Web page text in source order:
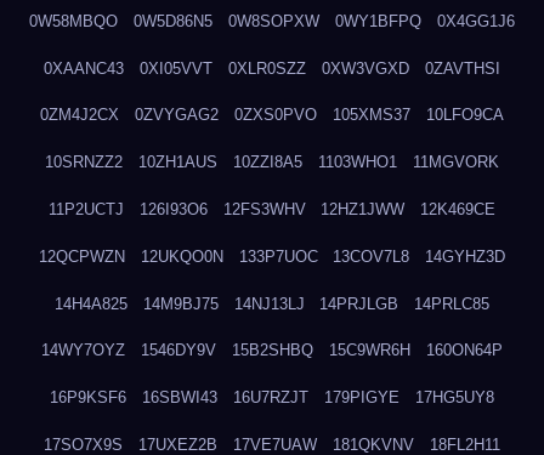
0W58MBQO 0W5D86N5 0W8SOPXW 0WY1BFPQ 0X4GG1J6
0XAANC43 0XI05VVT 0XLR0SZZ 0XW3VGXD 0ZAVTHSI
0ZM4J2CX 0ZVYGAG2 0ZXS0PVO 105XMS37 10LFO9CA
10SRNZZ2 10ZH1AUS 10ZZI8A5 1103WHO1 11MGVORK
11P2UCTJ 126I93O6 12FS3WHV 12HZ1JWW 12K469CE
12QCPWZN 12UKQO0N 133P7UOC 13COV7L8 14GYHZ3D
14H4A825 14M9BJ75 14NJ13LJ 14PRJLGB 14PRLC85
14WY7OYZ 1546DY9V 15B2SHBQ 15C9WR6H 160ON64P
16P9KSF6 16SBWI43 16U7RZJT 179PIGYE 17HG5UY8
17SO7X9S 17UXEZ2B 17VE7UAW 181QKVNV 18FL2H11